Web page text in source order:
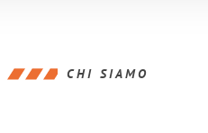
CHI SIAMO